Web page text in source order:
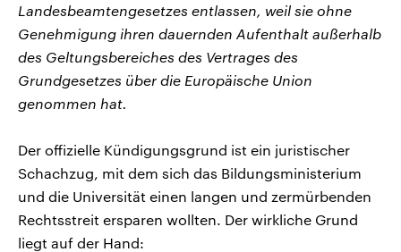
Landesbeamtengesetzes entlassen, weil sie ohne
Genehmigung ihren dauernden Aufenthalt außerhalb
des Geltungsbereiches des Vertrages des
Grundgesetzes über die Europäische Union
genommen hat.
Der offizielle Kündigungsgrund ist ein juristischer
Schachzug, mit dem sich das Bildungsministerium
und die Universität einen langen und zermürbenden
Rechtsstreit ersparen wollten. Der wirkliche Grund
liegt auf der Hand: